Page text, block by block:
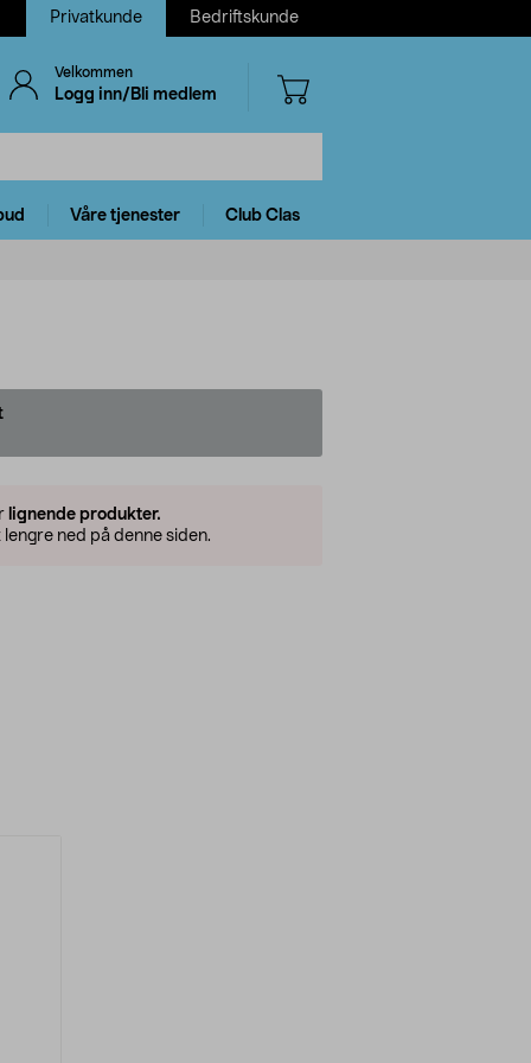
Privatkunde Bedriftskunde
Velkommen
Logg inn/Bli medlem
Våre tjenester Club Clas
lignende produkter.
ned på denne siden.